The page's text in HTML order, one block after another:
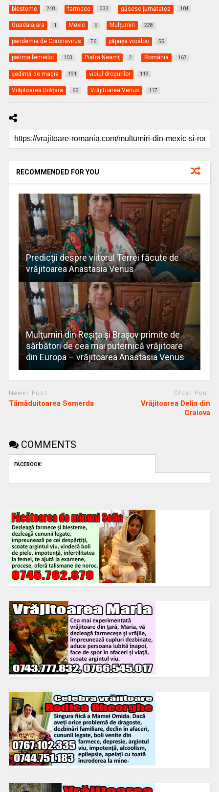
blesteme 248 farmece 333 găsesc jumătatea 104
Guadalajara 1 Mexic 6 Mulţumiri 228
pandemia de Coronavirus 76 păpuşa voodoo 55
patima femeilor 103 Piatra Neamţ 2 România 167
şedinţă de magie 191 viciul drogurilor 119
Vrăjitoarea Brăţara 66 Vrăjitoarea Venus 117
RECOMMENDED FOR YOU
Predicţii despre viitorul Terrei făcute de
vrăjitoarea Anastasia Venus
Mulţumiri din Reșița și Brașov primite de
sărbători de cea mai puternică vrăjitoare
din Europa – vrăjitoarea Anastasia Venus
Newer Post
Tămăduitoarea Somerda
Older Post
Vrăjitoarea Delia din
Craiova
COMMENTS
FACEBOOK: